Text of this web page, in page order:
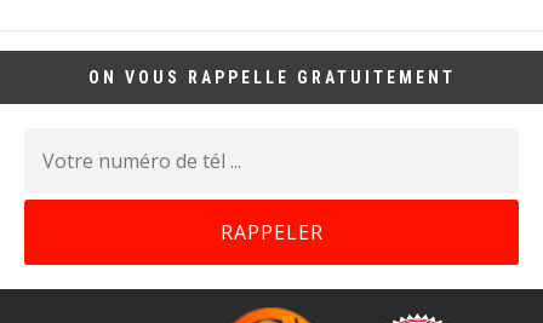
ON VOUS RAPPELLE GRATUITEMENT